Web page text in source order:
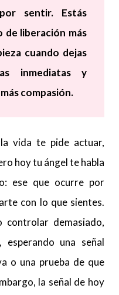
sentir. Estás
liberación más
cuando dejas
inmediatas y
compasión.
vida te pide actuar,
hoy tu ángel te habla
ese que ocurre por
con lo que sientes.
controlar demasiado,
una señal
o una prueba de que
la señal de hoy